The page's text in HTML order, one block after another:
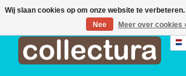
Wij slaan cookies op om onze website te
Nee
Meer over cookies